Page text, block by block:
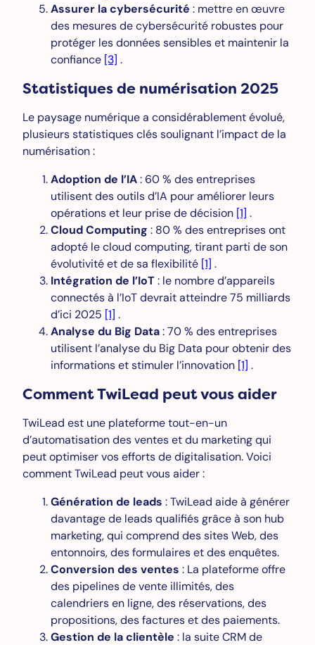
Assurer la cybersécurité : mettre en œuvre
des mesures de cybersécurité robustes pour
protéger les données sensibles et maintenir la
confiance [3] .
Statistiques de numérisation 2025
Le paysage numérique a considérablement évolué,
plusieurs statistiques clés soulignant l’impact de la
numérisation :
Adoption de l’IA: 60 % des entreprises
utilisent des outils d’IA pour améliorer leurs
opérations et leur prise de décision [1] .
Cloud Computing : 80 % des entreprises ont
adopté le cloud computing, tirant parti de son
évolutivité et de sa flexibilité [1] .
Intégration de l’IoT: le nombre d’appareils
connectés à l’IoT devrait atteindre 75 milliards
d’ici 2025 [1] .
Analyse du Big Data: 70 % des entreprises
utilisent l’analyse du Big Data pour obtenir des
informations et stimuler l’innovation [1] .
Comment TwiLead peut vous aider
TwiLead est une plateforme tout-en-un
d’automatisation des ventes et du marketing qui
peut optimiser vos efforts de digitalisation. Voici
comment TwiLead peut vous aider :
Génération de leads : TwiLead aide à générer
davantage de leads qualifiés grâce à son hub
marketing, qui comprend des sites Web, des
entonnoirs, des formulaires et des enquêtes.
Conversion des ventes : La plateforme offre
des pipelines de vente illimités, des
calendriers en ligne, des réservations, des
propositions, des factures et des paiements.
Gestion de la clientèle : la suite CRM de